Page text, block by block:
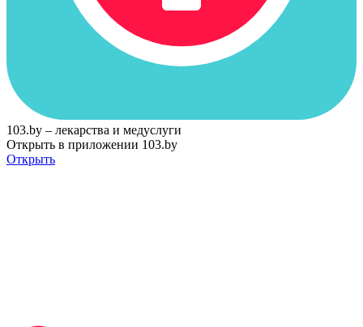
103.by – лекарства и медуслуги
Открыть в приложении 103.by
Открыть